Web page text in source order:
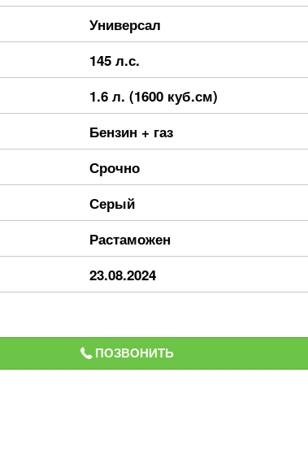
Универсал
145 л.с.
1.6 л. (1600 куб.см)
Бензин + газ
Срочно
Серый
Растаможен
23.08.2024
ПОЗВОНИТЬ